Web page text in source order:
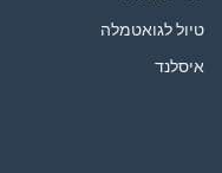
טיול לגואטמלה
איסלנד